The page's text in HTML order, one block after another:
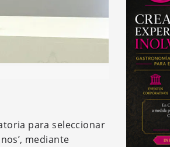
para seleccionar
mediante